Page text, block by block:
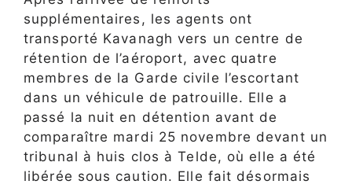
supplémentaires, les agents ont
transporté Kavanagh vers un centre de
rétention de l’aéroport, avec quatre
membres de la Garde civile l’escortant
dans un véhicule de patrouille. Elle a
passé la nuit en détention avant de
comparaître mardi 25 novembre devant un
tribunal à huis clos à Telde, où elle a été
libérée sous caution. Elle fait désormais